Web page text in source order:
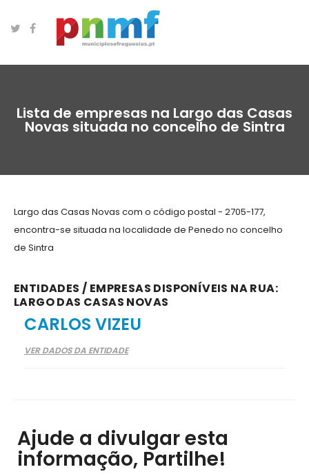
Lista de empresas na Largo das Casas
Novas situada no concelho de Sintra
Largo das Casas Novas com o código postal - 2705-177,
encontra-se situada na localidade de Penedo no concelho
de Sintra
ENTIDADES / EMPRESAS DISPONÍVEIS NA RUA:
LARGO DAS CASAS NOVAS
CARLOS VIZEU
VER DADOS DA ENTIDADE
Ajude a divulgar esta
informação, Partilhe!